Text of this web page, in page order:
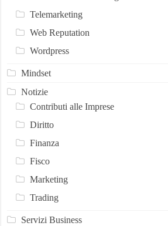
Telemarketing
Web Reputation
Wordpress
Mindset
Notizie
Contributi alle Imprese
Diritto
Finanza
Fisco
Marketing
Trading
Servizi Business